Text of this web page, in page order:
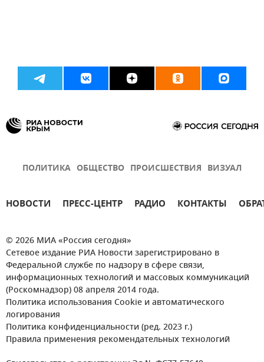
ПОЛИТИКА ОБЩЕСТВО ПРОИСШЕСТВИЯ ВИЗУАЛ
НОВОСТИ ПРЕСС-ЦЕНТР РАДИО КОНТАКТЫ
© 2026 МИА «Россия сегодня»
Сетевое издание РИА Новости зарегистрировано в
Федеральной службе по надзору в сфере связи,
информационных технологий и массовых коммуникаций
(Роскомнадзор) 08 апреля 2014 года.
Политика использования Cookie и автоматического
логирования
Политика конфиденциальности (ред. 2023 г.)
Правила применения рекомендательных технологий